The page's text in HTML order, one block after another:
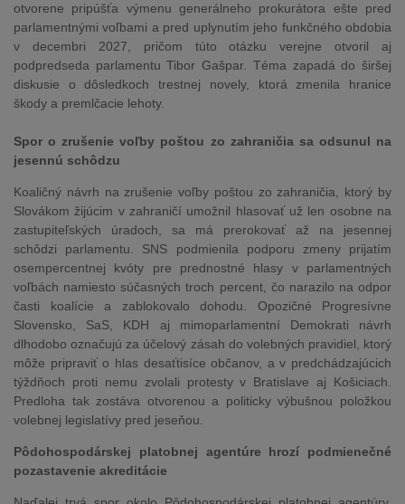
otvorene pripúšťa výmenu generálneho prokurátora ešte pred
parlamentnými voľbami a pred uplynutím jeho funkčného obdobia
v decembri 2027, pričom túto otázku verejne otvoril aj
podpredseda parlamentu Tibor Gašpar. Téma zapadá do širšej
diskusie o dôsledkoch trestnej novely, ktorá zmenila hranice
škody a premlčacie lehoty.
Spor o zrušenie voľby poštou zo zahraničia sa odsunul na
jesennú schôdzu
Koaličný návrh na zrušenie voľby poštou zo zahraničia, ktorý by
Slovákom žijúcim v zahraničí umožnil hlasovať už len osobne na
zastupiteľských úradoch, sa má prerokovať až na jesennej
schôdzi parlamentu. SNS podmienila podporu zmeny prijatím
osempercentnej kvóty pre prednostné hlasy v parlamentných
voľbách namiesto súčasných troch percent, čo narazilo na odpor
časti koalície a zablokovalo dohodu. Opozičné Progresívne
Slovensko, SaS, KDH aj mimoparlamentní Demokrati návrh
dlhodobo označujú za účelový zásah do volebných pravidiel, ktorý
môže pripraviť o hlas desaťtisíce občanov, a v predchádzajúcich
týždňoch proti nemu zvolali protesty v Bratislave aj Košiciach.
Predloha tak zostáva otvorenou a politicky výbušnou položkou
volebnej legislatívy pred jeseňou.
Pôdohospodárskej platobnej agentúre hrozí podmienečné
pozastavenie akreditácie